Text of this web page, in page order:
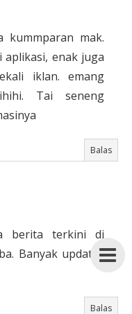
kummparan mak.
enak juga
iklan. emang
Tai seneng
Balas
berita terkini di
Banyak updates
Balas